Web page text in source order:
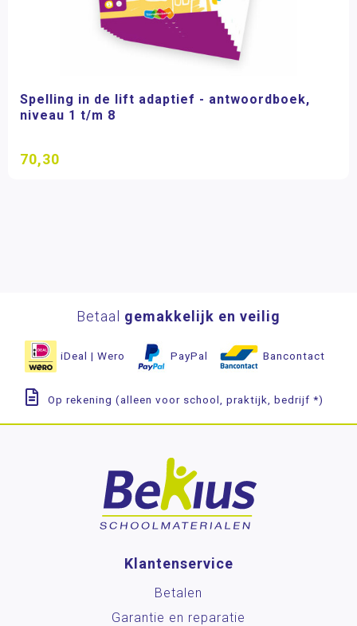
Spelling in de lift adaptief - antwoordboek,
niveau 1 t/m 8
70,30
Betaal gemakkelijk en veilig
iDeal | Wero PayPal Bancontact
Op rekening (alleen voor school, praktijk, bedrijf *)
Klantenservice
Betalen
Garantie en reparatie